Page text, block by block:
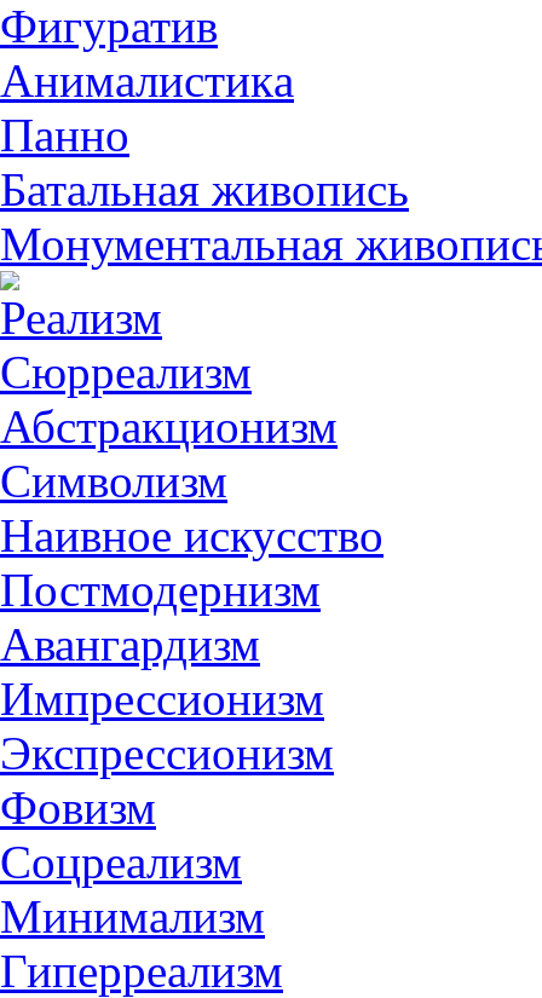
Фигуратив
Анималистикa
Панно
Батальная живопись
Монументальная
Реализм
Сюрреализм
Абстракционизм
Символизм
Наивное искусство
Постмодернизм
Авангардизм
Импрессионизм
Экспрессионизм
Фовизм
Соцреализм
Минимализм
Гиперреализм